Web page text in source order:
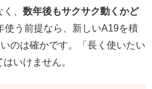
、 数年後もサクサク動くかど
使う前提なら、新しいA19を積
のは確かです。「長く使いたい
いけません。